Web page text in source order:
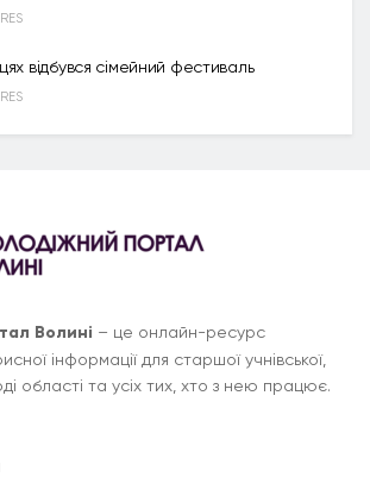
відбувся сімейний фестиваль
Волині – це онлайн-ресурс
інформації для старшої учнівської,
області та усіх тих, хто з нею працює.